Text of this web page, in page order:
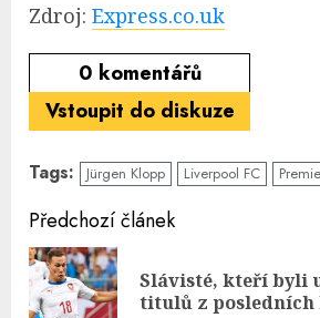
Zdroj: Express.co.uk
0 komentářů
Vstoupit do diskuze
Tags: Jürgen Klopp Liverpool FC
Continue
Reading
Předchozí článek
Slávisté, kteří byli
titulů z posledních